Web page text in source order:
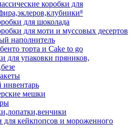
коробки для
для шоколада
для моти и муссовых десертов
наполнитель
торта и Cake to go
для упаковки пряников,
инвентарь
мешки
для кейкпопсов и мороженного